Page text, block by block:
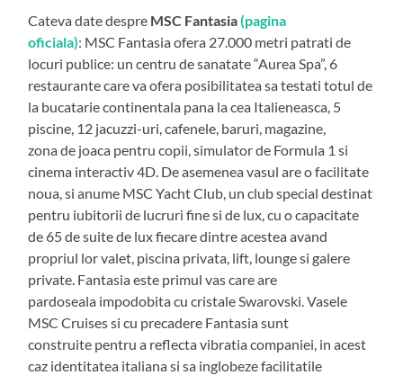
Cateva date despre MSC Fantasia(pagina
oficiala): MSC Fantasia ofera 27.000 metri patrati de
locuri publice: un centru de sanatate “Aurea Spa”, 6
restaurante care va ofera posibilitatea sa testati totul de
la bucatarie continentala pana la cea Italieneasca, 5
piscine, 12 jacuzzi-uri, cafenele, baruri, magazine,
zona de joaca pentru copii, simulator de Formula 1 si
cinema interactiv 4D. De asemenea vasul are o facilitate
noua, si anume MSC Yacht Club, un club special destinat
pentru iubitorii de lucruri fine si de lux, cu o capacitate
de 65 de suite de lux fiecare dintre acestea avand
propriul lor valet, piscina privata, lift, lounge si galere
private. Fantasia este primul vas care are
pardoseala impodobita cu cristale Swarovski. Vasele
MSC Cruises si cu precadere Fantasia sunt
construite pentru a reflecta vibratia companiei, in acest
caz identitatea italiana si sa inglobeze facilitatile